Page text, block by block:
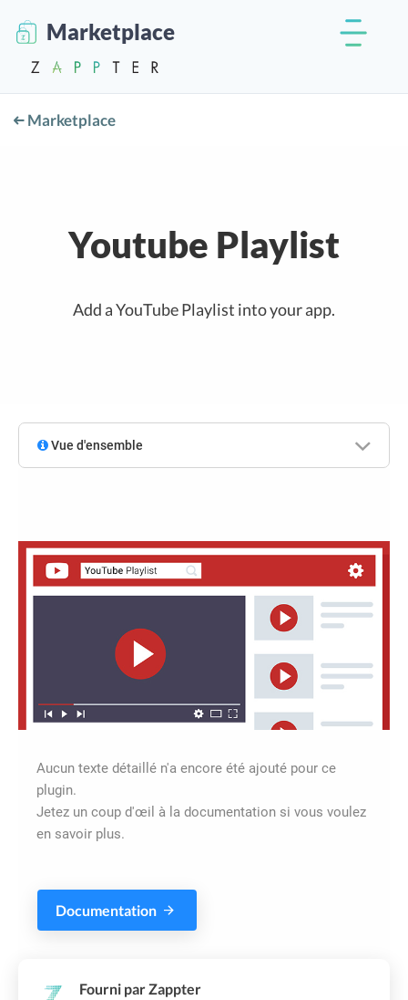
Marketplace
Marketplace
Youtube Playlist
Add a YouTube Playlist into your app.
Vue d'ensemble
Aucun texte détaillé n'a encore été ajouté pour ce
plugin.
Jetez un coup d'œil à la documentation si vous voulez
en savoir plus.
Documentation
Fourni par Zappter